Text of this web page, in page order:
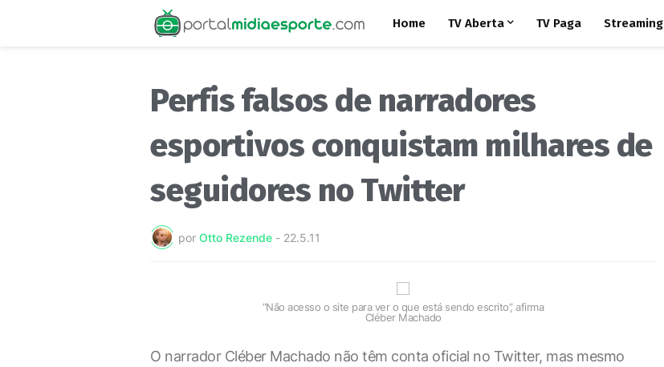
Home TV Aberta TV Paga Streaming
Perfis falsos de narradores
esportivos conquistam milhares de
seguidores no Twitter
por Otto Rezende - 22.5.11
“Não acesso o site para ver o que está sendo escrito”, afirma
Cléber Machado
O narrador Cléber Machado não têm conta oficial no Twitter, mas mesmo